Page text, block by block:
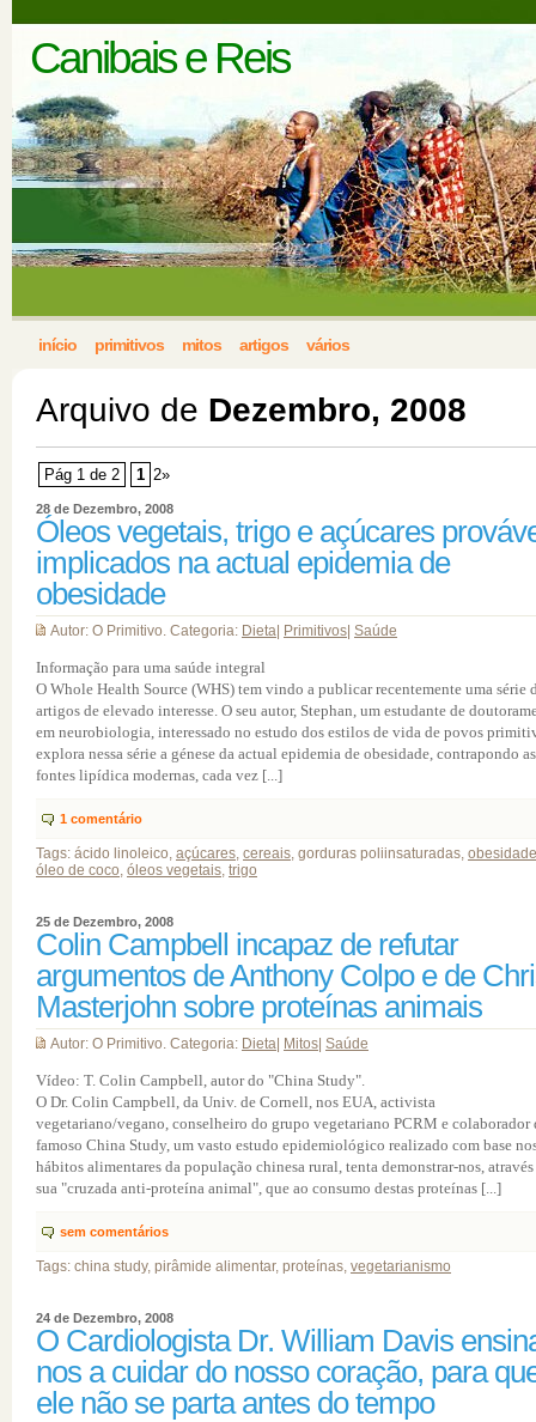
Canibais e Reis
início primitivos mitos artigos vários
Arquivo de Dezembro, 2008
Pág 1 de 2 1 2»
28 de Dezembro, 2008
Óleos vegetais, trigo e açúcares
implicados na actual epidemia de
obesidade
Autor: O Primitivo. Categoria: Dieta Primitivos Saúde
Informação para uma saúde integral
O Whole Health Source (WHS) tem vindo a publicar recentemente uma série
artigos de elevado interesse. O seu autor, Stephan, um estudante de
em neurobiologia, interessado no estudo dos estilos de vida de povos
explora nessa série a génese da actual epidemia de obesidade, contrapondo as
fontes lipídica modernas, cada vez [...]
1 comentário
Tags: ácido linoleico, açúcares, cereais, gorduras poliinsaturadas, obesidade
óleo de coco, óleos vegetais, trigo
25 de Dezembro, 2008
Colin Campbell incapaz de refutar
argumentos de Anthony Colpo e de
Masterjohn sobre proteínas animais
Autor: O Primitivo. Categoria: Dieta Mitos Saúde
Vídeo: T. Colin Campbell, autor do "China Study".
O Dr. Colin Campbell, da Univ. de Cornell, nos EUA, activista
vegetariano/vegano, conselheiro do grupo vegetariano PCRM e colaborador
famoso China Study, um vasto estudo epidemiológico realizado com base
hábitos alimentares da população chinesa rural, tenta demonstrar-nos, através
sua "cruzada anti-proteína animal", que ao consumo destas proteínas [...]
sem comentários
Tags: china study, pirâmide alimentar, proteínas, vegetarianismo
24 de Dezembro, 2008
O Cardiologista Dr. William Davis
nos a cuidar do nosso coração, para
ele não se parta antes do tempo